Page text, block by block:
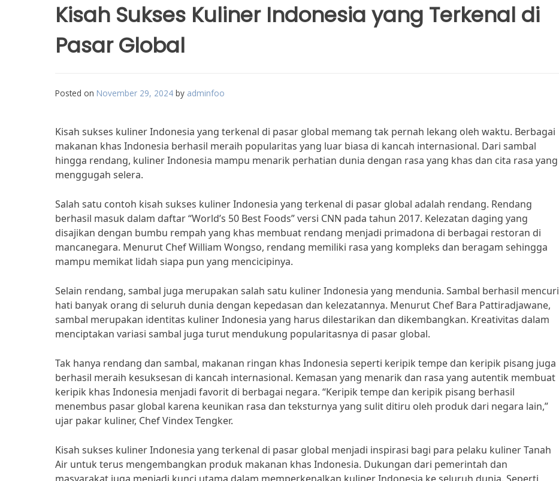
Kisah Sukses Kuliner Indonesia yang Terkenal di
Pasar Global
Posted on November 29, 2024 by adminfoo
Kisah sukses kuliner Indonesia yang terkenal di pasar global memang tak pernah lekang oleh waktu. Berbagai
makanan khas Indonesia berhasil meraih popularitas yang luar biasa di kancah internasional. Dari sambal
hingga rendang, kuliner Indonesia mampu menarik perhatian dunia dengan rasa yang khas dan cita rasa yang
menggugah selera.
Salah satu contoh kisah sukses kuliner Indonesia yang terkenal di pasar global adalah rendang. Rendang
berhasil masuk dalam daftar “World’s 50 Best Foods” versi CNN pada tahun 2017. Kelezatan daging yang
disajikan dengan bumbu rempah yang khas membuat rendang menjadi primadona di berbagai restoran di
mancanegara. Menurut Chef William Wongso, rendang memiliki rasa yang kompleks dan beragam sehingga
mampu memikat lidah siapa pun yang mencicipinya.
Selain rendang, sambal juga merupakan salah satu kuliner Indonesia yang mendunia. Sambal berhasil mencuri
hati banyak orang di seluruh dunia dengan kepedasan dan kelezatannya. Menurut Chef Bara Pattiradjawane,
sambal merupakan identitas kuliner Indonesia yang harus dilestarikan dan dikembangkan. Kreativitas dalam
menciptakan variasi sambal juga turut mendukung popularitasnya di pasar global.
Tak hanya rendang dan sambal, makanan ringan khas Indonesia seperti keripik tempe dan keripik pisang juga
berhasil meraih kesuksesan di kancah internasional. Kemasan yang menarik dan rasa yang autentik membuat
keripik khas Indonesia menjadi favorit di berbagai negara. “Keripik tempe dan keripik pisang berhasil
menembus pasar global karena keunikan rasa dan teksturnya yang sulit ditiru oleh produk dari negara lain,”
ujar pakar kuliner, Chef Vindex Tengker.
Kisah sukses kuliner Indonesia yang terkenal di pasar global menjadi inspirasi bagi para pelaku kuliner Tanah
Air untuk terus mengembangkan produk makanan khas Indonesia. Dukungan dari pemerintah dan